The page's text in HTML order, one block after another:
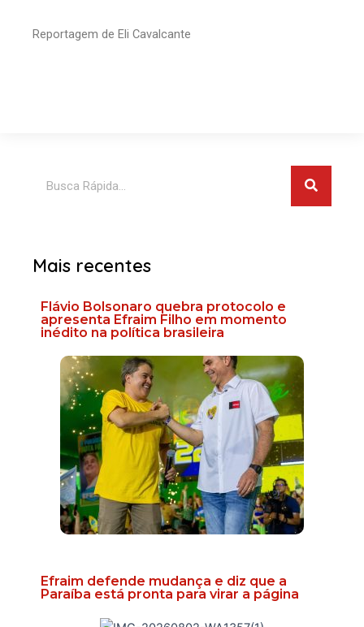
Reportagem de Eli Cavalcante
Mais recentes
Flávio Bolsonaro quebra protocolo e
apresenta Efraim Filho em momento
inédito na política brasileira
Efraim defende mudança e diz que a
Paraíba está pronta para virar a página